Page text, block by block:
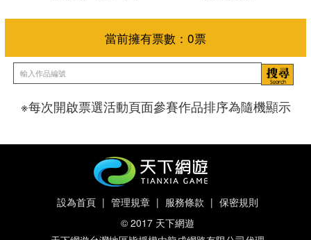
當前擁有票數：
※每次開啟票選活動頁面參賽作品排序為隨機顯示
設為首頁 | 管理規章 | 服務條款 | 保密規則
© 2017 天下網遊